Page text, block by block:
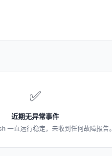
✅
近期无异常事件
一直运行稳定，未收到任何故障报告。